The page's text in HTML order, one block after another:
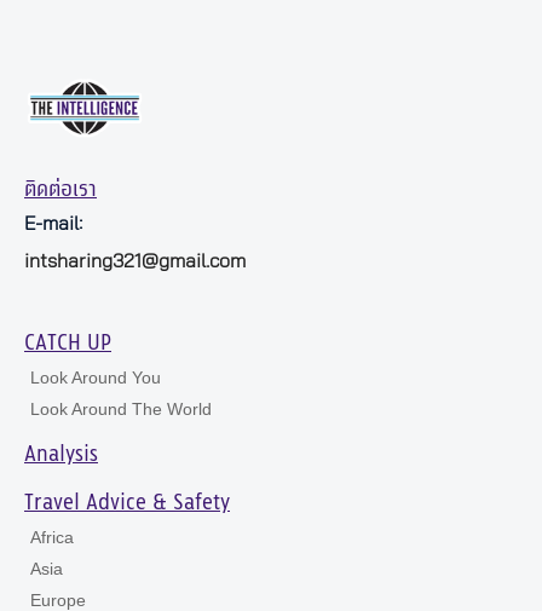
ติดต่อเรา
E-mail:
intsharing321@gmail.com
CATCH UP
Look Around You
Look Around The World
Analysis
Travel Advice & Safety
Africa
Asia
Europe